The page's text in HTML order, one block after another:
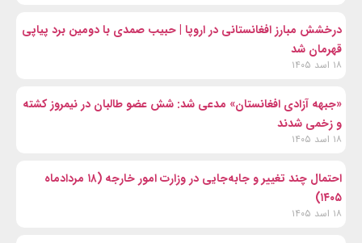
درخشش مبارز افغانستانی در اروپا | حبیب صمدی با دومین برد پیاپی
قهرمان شد
۱۸ اسد ۱۴۰۵
«جبهه آزادی افغانستان» مدعی شد: شش عضو طالبان در نیمروز کشته
و زخمی شدند
۱۸ اسد ۱۴۰۵
احتمال چند تغییر و جابه‌جایی در وزارت امور خارجه (۱۸ مردادماه
۱۴۰۵)
۱۸ اسد ۱۴۰۵